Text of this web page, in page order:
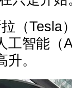
（Tesla
工智能（
。